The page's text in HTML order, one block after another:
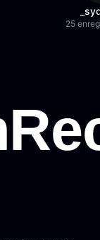
25